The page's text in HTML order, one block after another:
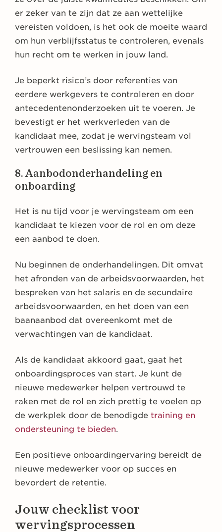
er zeker van te zijn dat ze aan wettelijke
vereisten voldoen, is het ook de moeite waard
om hun verblijfsstatus te controleren, evenals
hun recht om te werken in jouw land.
Je beperkt risico’s door referenties van
eerdere werkgevers te controleren en door
antecedentenonderzoeken uit te voeren. Je
bevestigt er het werkverleden van de
kandidaat mee, zodat je wervingsteam vol
vertrouwen een beslissing kan nemen.
8. Aanbodonderhandeling en
onboarding
Het is nu tijd voor je wervingsteam om een
kandidaat te kiezen voor de rol en om deze
een aanbod te doen.
Nu beginnen de onderhandelingen. Dit omvat
het afronden van de arbeidsvoorwaarden, het
bespreken van het salaris en de secundaire
arbeidsvoorwaarden, en het doen van een
baanaanbod dat overeenkomt met de
verwachtingen van de kandidaat.
Als de kandidaat akkoord gaat, gaat het
onboardingsproces van start. Je kunt de
nieuwe medewerker helpen vertrouwd te
raken met de rol en zich prettig te voelen op
de werkplek door de benodigde training en
ondersteuning te bieden.
Een positieve onboardingervaring bereidt de
nieuwe medewerker voor op succes en
bevordert de retentie.
Jouw checklist voor
wervingsprocessen